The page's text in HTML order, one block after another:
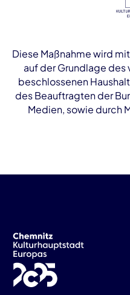
Diese Maßnahme wird
auf der Grundlage des
beschlossenen
des Beauftragten der
Medien, sowie durch